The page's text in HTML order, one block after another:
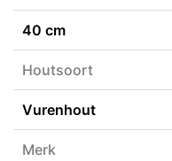
40 cm
Houtsoort
Vurenhout
Merk